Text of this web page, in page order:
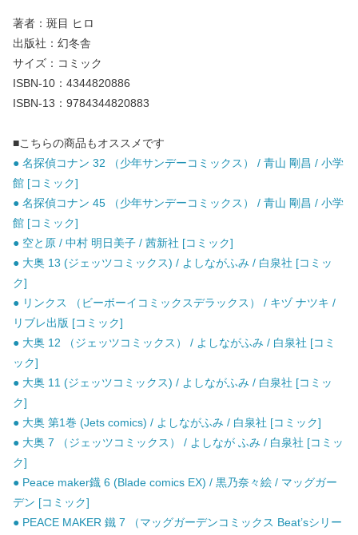
著者：斑目 ヒロ
出版社：幻冬舎
サイズ：コミック
ISBN-10：4344820886
ISBN-13：9784344820883
■こちらの商品もオススメです
● 名探偵コナン 32 （少年サンデーコミックス） / 青山 剛昌 / 小学
館 [コミック]
● 名探偵コナン 45 （少年サンデーコミックス） / 青山 剛昌 / 小学
館 [コミック]
● 空と原 / 中村 明日美子 / 茜新社 [コミック]
● 大奥 13 (ジェッツコミックス) / よしながふみ / 白泉社 [コミッ
ク]
● リンクス （ビーボーイコミックスデラックス） / キヅ ナツキ /
リブレ出版 [コミック]
● 大奥 12 （ジェッツコミックス） / よしながふみ / 白泉社 [コミ
ック]
● 大奥 11 (ジェッツコミックス) / よしながふみ / 白泉社 [コミッ
ク]
● 大奥 第1巻 (Jets comics) / よしながふみ / 白泉社 [コミック]
● 大奥 7 （ジェッツコミックス） / よしなが ふみ / 白泉社 [コミッ
ク]
● Peace maker鐡 6 (Blade comics EX) / 黒乃奈々絵 / マッグガー
デン [コミック]
● PEACE MAKER 鐵 7 （マッグガーデンコミックス Beat’sシリー